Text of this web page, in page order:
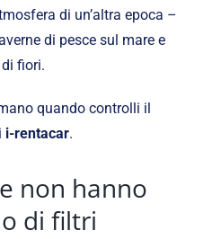
di un’altra epoca –
di pesce sul mare e
fiori.
quando controlli il
i-rentacar.
non hanno
di filtri